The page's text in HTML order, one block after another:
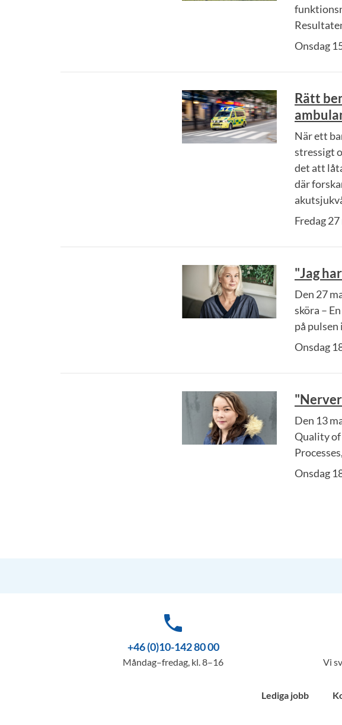
Onsdag
Rätt
När ett
stressigt
det att
där
Fredag
"Jag
Den 27
sköra –
på
Onsdag
Den 13
Quality
Onsdag
phone
+46 (0)10-142 80 00
Måndag–fredag, kl. 8–16 Vi
Lediga jobb